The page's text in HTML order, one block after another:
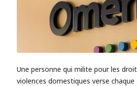
Une personne qui milite pour les
violences domestiques verse chaque